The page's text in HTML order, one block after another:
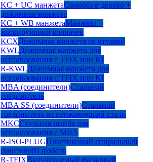
KC + UC манжетаСаморез в дерево +
дожимная манжета
KC + WB манжетаМанжета +
маскирующий колпачек
KCXДожимная манжета со втулкой
KWLДожимная манжета для
использования с TFIX или KI
R-KWLДожимная манжета для
использования с TFIX или KI
MBA (соединители)Стальной
соединитель
MBA SS (соединители)Стальной
соединитель из нержавеющей стали
MKCСтальная шайба для
использования с MBA
R-ISO-PLUGПластиковый спиральный
(винтовой) дюбель
R-TFIXВкручиваемый фасадный